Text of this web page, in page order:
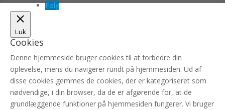
Følg
Luk
Cookies
Denne hjemmeside bruger cookies til at forbedre din
oplevelse, mens du navigerer rundt på hjemmesiden. Ud af
disse cookies gemmes de cookies, der er kategoriseret som
nødvendige, i din browser, da de er afgørende for, at de
grundlæggende funktioner på hjemmesiden fungerer. Vi bruger